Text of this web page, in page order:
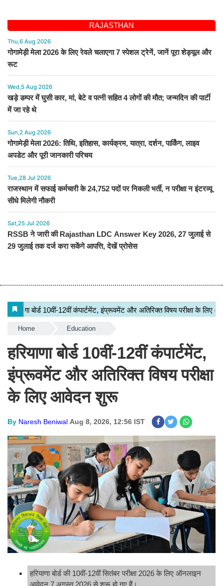
RAJASTHAN
Thu,6 Aug 2026
गोगामेड़ी मेला 2026 के लिए रेवले चलाएगा 7 स्पेशल ट्रेनें, जानें पूरा शेड्यूल और
रूट
Wed,5 Aug 2026
खड़े डम्पर में घुसी कार, मां, बेटे व पत्नी सहित 4 लोगों की मौत; जन्मदिन की पार्टी
में जा रहे थे
Sun,2 Aug 2026
गोगामेड़ी मेला 2026: तिथि, इतिहास, कार्यक्रम, यात्रा, दर्शन, पार्किंग, लाइव
अपडेट और पूरी जानकारी परिचय
Tue,28 Jul 2026
राजस्थान में सफाई कर्मचारी के 24,752 पदों पर निकली भर्ती, न परीक्षा न इंटरव्यू
सीधे मिलेगी नौकरी
Sat,25 Jul 2026
RSSB ने जारी की Rajasthan LDC Answer Key 2026, 27 जुलाई से
29 जुलाई तक दर्ज करा सकेंगे आपत्ति, देखें प्रोसेस
Home Education
हरियाणा बोर्ड 10वीं-12वीं कंपार्टमेंट,
इंप्रूवमेंट और अतिरिक्त विषय परीक्षा
के लिए आवेदन शुरू
By Naresh Beniwal Aug 8, 2026, 12:56 IST
हरियाणा बोर्ड की 10वीं-12वीं सितंबर परीक्षा 2026 के लिए ऑनलाइन
आवेदन 7 अगस्त 2026 से शुरू हो गए हैं।